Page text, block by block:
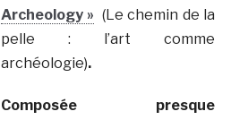
Archeology » (Le chemin de la
pelle : l’art comme
archéologie).
Composée presque